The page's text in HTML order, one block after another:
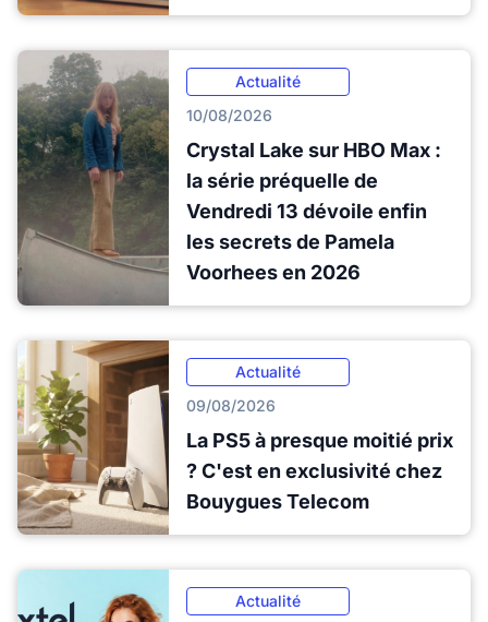
Actualité
10/08/2026
Crystal Lake sur HBO Max :
la série préquelle de
Vendredi 13 dévoile enfin
les secrets de Pamela
Voorhees en 2026
Actualité
09/08/2026
La PS5 à presque moitié prix
? C'est en exclusivité chez
Bouygues Telecom
Actualité